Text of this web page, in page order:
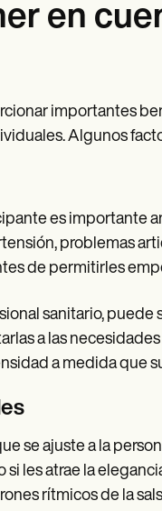
en
importantes
Algunos
es importante
problemas
de permitirles
sanitario,
a las
a medida que
se ajuste a la
si les atrae la
rítmicos de la